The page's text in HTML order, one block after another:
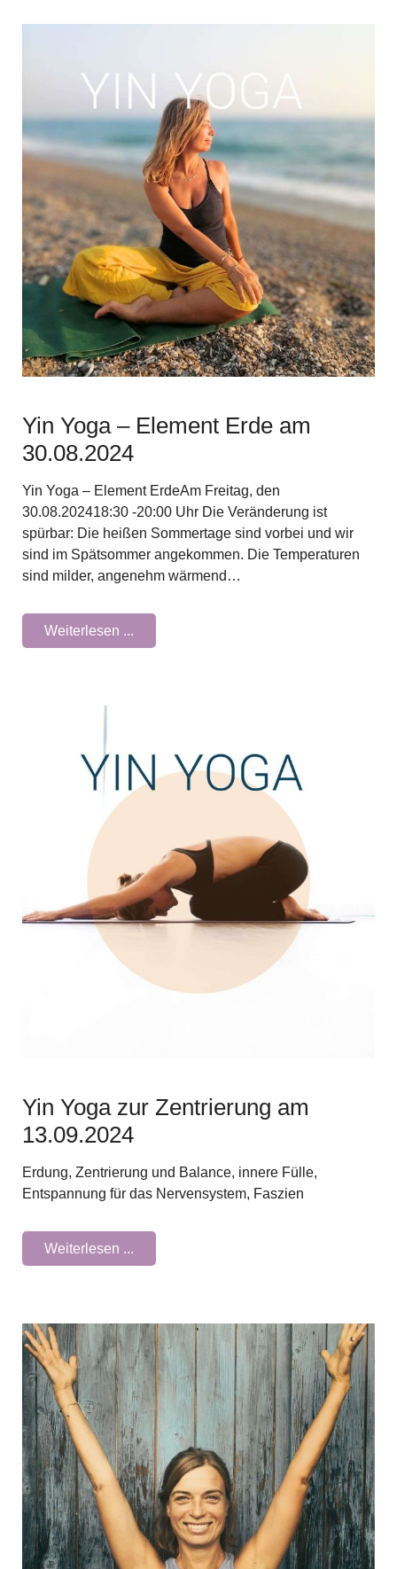
Yin Yoga – Element Erde am
30.08.2024
Yin Yoga – Element ErdeAm Freitag, den
30.08.202418:30 -20:00 Uhr Die Veränderung ist
spürbar: Die heißen Sommertage sind vorbei und wir
sind im Spätsommer angekommen. Die Temperaturen
sind milder, angenehm wärmend…
Weiterlesen ...
Yin Yoga zur Zentrierung am
13.09.2024
Erdung, Zentrierung und Balance, innere Fülle,
Entspannung für das Nervensystem, Faszien
Weiterlesen ...